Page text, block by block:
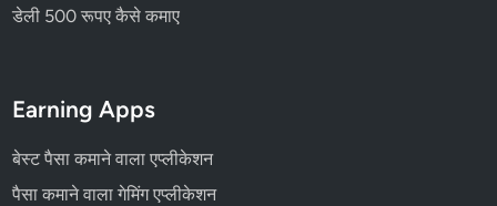
डेली 500 रूपए कैसे कमाए
Earning Apps
बेस्ट पैसा कमाने वाला एप्लीकेशन
पैसा कमाने वाला गेमिंग एप्लीकेशन